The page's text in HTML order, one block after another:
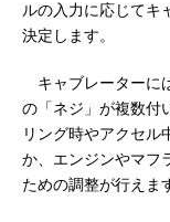
ルの入力に応じてキ
決定します。
キャブレーターに
の「ネジ」が複数付
リング時やアクセル
か、エンジンやマフ
ための調整が行えま